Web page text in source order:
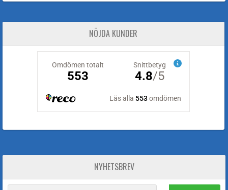
NÖJDA KUNDER
NYHETSBREV